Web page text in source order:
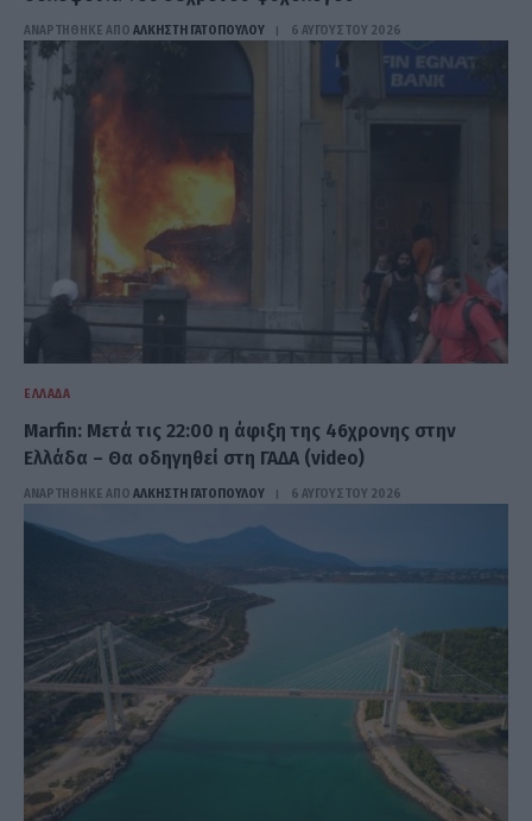
ΑΝΑΡΤΗΘΗΚΕ ΑΠΟ ΆΛΚΗΣΤΗ ΓΑΤΟΠΟΎΛΟΥ 6 ΑΥΓΟΎΣΤΟΥ 2026
ΕΛΛΆΔΑ
Marfin: Μετά τις 22:00 η άφιξη της 46χρονης στην
Ελλάδα – Θα οδηγηθεί στη ΓΑΔΑ (video)
ΑΝΑΡΤΗΘΗΚΕ ΑΠΟ ΆΛΚΗΣΤΗ ΓΑΤΟΠΟΎΛΟΥ 6 ΑΥΓΟΎΣΤΟΥ 2026